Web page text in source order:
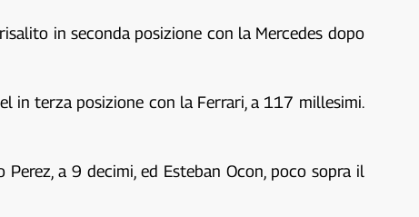
in seconda posizione con la Mercedes dopo
in terza posizione con la Ferrari, a 117 millesimi.
a 9 decimi, ed Esteban Ocon, poco sopra il